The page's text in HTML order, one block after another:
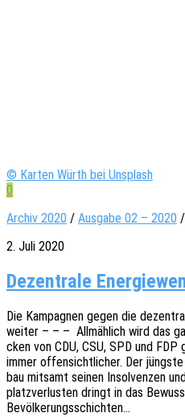
© Karten Würth bei Unsplash
0
Archiv 2020 / Ausgabe 02 – 2020 /
2. Juli 2020
Dezentrale
Die Kampa­gnen gegen die
weiter – – – Allmäh­lich wird das
cken von CDU, CSU, SPD und
immer offen­sicht­li­cher. Der
bau mitsamt seinen Insol­ven­zen
platz­ver­lus­ten dringt in das
Bevölkerungsschichten…